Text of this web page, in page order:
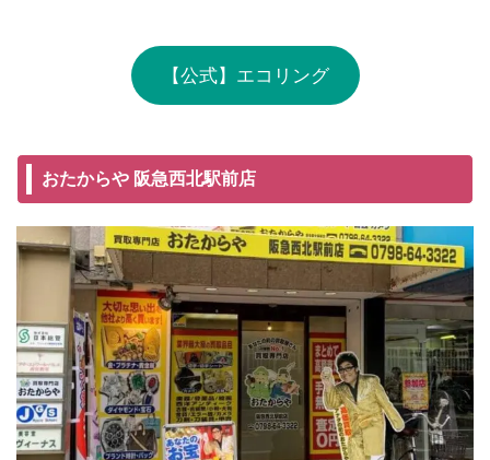
【公式】エコリング
おたからや 阪急西北駅前店